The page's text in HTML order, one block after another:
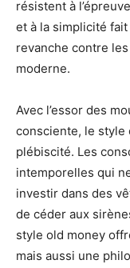
résistent à
et à la simplicité
revanche contre
moderne.
Avec l’essor des
consciente, le style
plébiscité. Les
intemporelles qui
investir dans des
de céder aux
style old money
mais aussi une